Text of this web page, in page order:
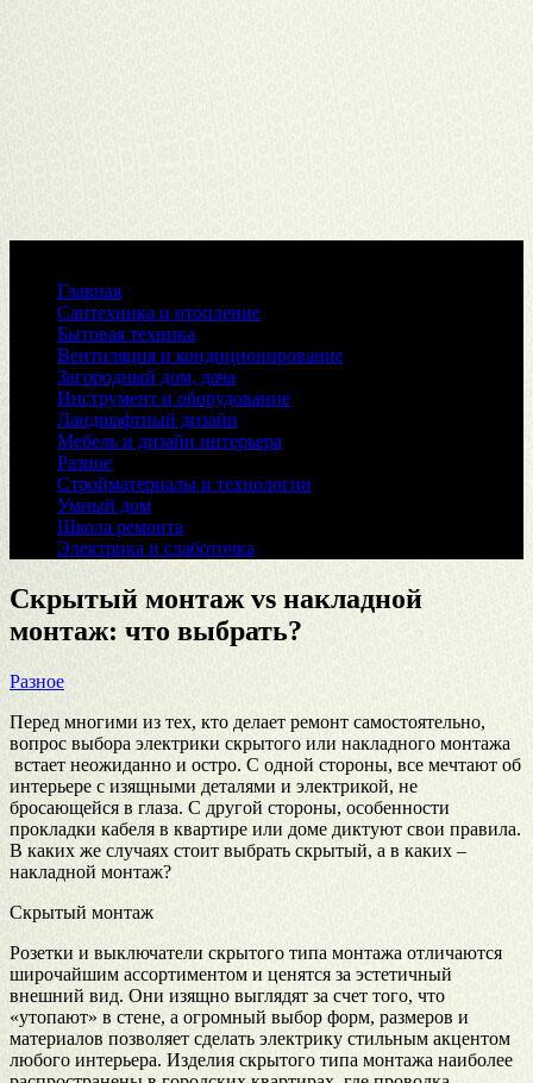
Главная
Сантехника и отопление
Бытовая техника
Вентиляция и кондиционирование
Загородный дом, дача
Инструмент и оборудование
Ландшафтный дизайн
Мебель и дизайн интерьера
Разное
Стройматериалы и технологии
Умный дом
Школа ремонта
Электрика и слаботочка
Скрытый монтаж vs накладной
монтаж: что выбрать?
Разное
Перед многими из тех, кто делает ремонт самостоятельно,
вопрос выбора электрики скрытого или накладного монтажа
встает неожиданно и остро. С одной стороны, все мечтают об
интерьере с изящными деталями и электрикой, не
бросающейся в глаза. С другой стороны, особенности
прокладки кабеля в квартире или доме диктуют свои правила.
В каких же случаях стоит выбрать скрытый, а в каких –
накладной монтаж?
Скрытый монтаж
Розетки и выключатели скрытого типа монтажа отличаются
широчайшим ассортиментом и ценятся за эстетичный
внешний вид. Они изящно выглядят за счет того, что
«утопают» в стене, а огромный выбор форм, размеров и
материалов позволяет сделать электрику стильным акцентом
любого интерьера. Изделия скрытого типа монтажа наиболее